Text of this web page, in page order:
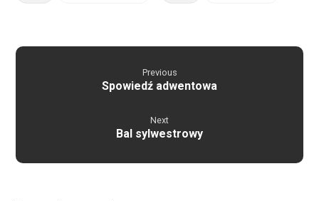
Previous
Spowiedź adwentowa
Next
Bal sylwestrowy